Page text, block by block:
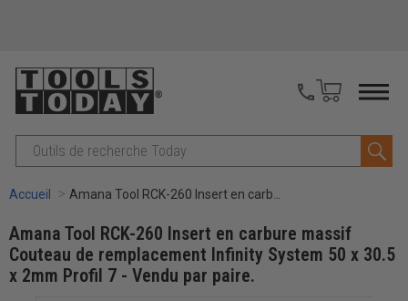
Recherche
Accueil Amana Tool RCK-260 Insert en carbure massif Couteau de remplacement Infinity System 50 x 30.5 x 2mm Profil 7 - Vendu par paire.
Amana Tool RCK-260 Insert en carbure massif
Couteau de remplacement Infinity System 50 x 30.5
x 2mm Profil 7 - Vendu par paire.